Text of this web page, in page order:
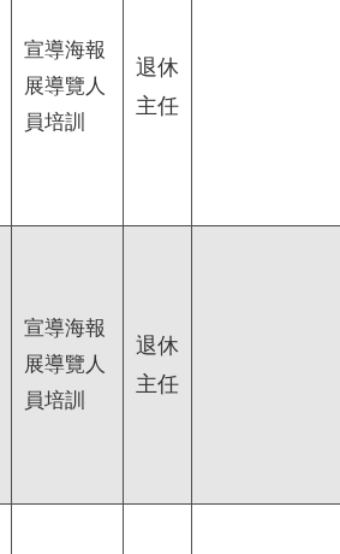
宣導海報
展導覽人
員培訓
退休
主任
宣導海報
展導覽人
員培訓
退休
主任